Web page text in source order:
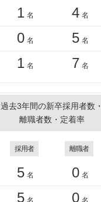
1 名 4 名
0 名 5 名
1 名 7 名
過去3年間の新卒採用者数・
離職者数・定着率
採用者 離職者
5 名 0 名
5 名 0 名